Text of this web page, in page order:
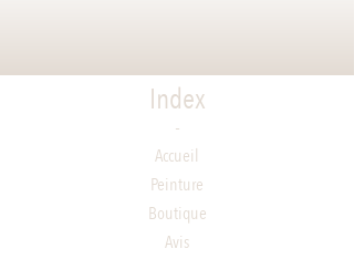
Index
-
Accueil
Peinture
Boutique
Avis